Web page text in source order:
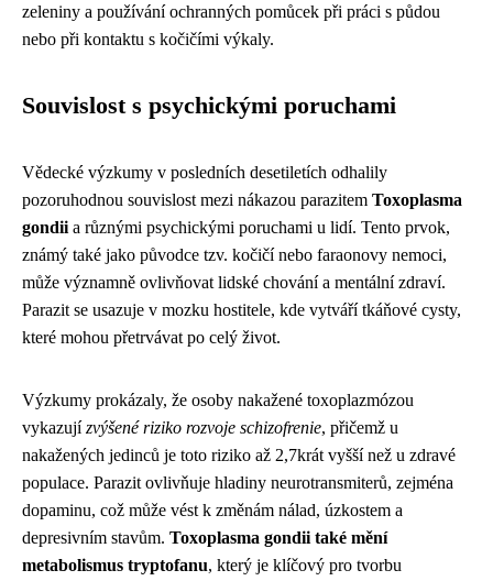
zeleniny a používání ochranných pomůcek při práci s půdou
nebo při kontaktu s kočičími výkaly.
Souvislost s psychickými poruchami
Vědecké výzkumy v posledních desetiletích odhalily
pozoruhodnou souvislost mezi nákazou parazitem Toxoplasma
gondii a různými psychickými poruchami u lidí. Tento prvok,
známý také jako původce tzv. kočičí nebo faraonovy nemoci,
může významně ovlivňovat lidské chování a mentální zdraví.
Parazit se usazuje v mozku hostitele, kde vytváří tkáňové cysty,
které mohou přetrvávat po celý život.
Výzkumy prokázaly, že osoby nakažené toxoplazmózou
vykazujízvýšené riziko rozvoje schizofrenie, přičemž u
nakažených jedinců je toto riziko až 2,7krát vyšší než u zdravé
populace. Parazit ovlivňuje hladiny neurotransmiterů, zejména
dopaminu, což může vést k změnám nálad, úzkostem a
depresivním stavům. Toxoplasma gondii také mění
metabolismus tryptofanu, který je klíčový pro tvorbu